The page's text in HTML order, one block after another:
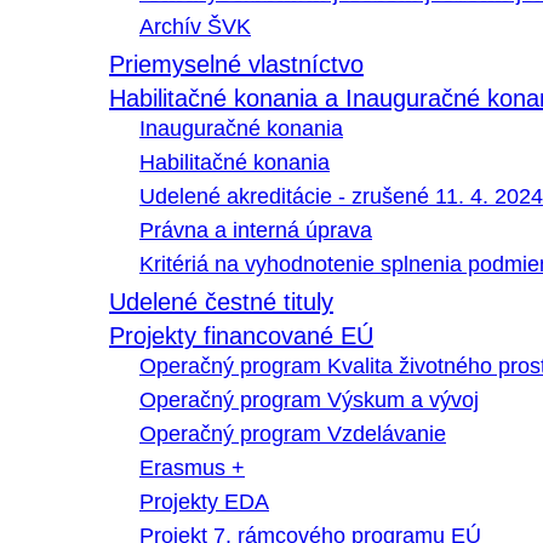
Archív ŠVK
Priemyselné vlastníctvo
Habilitačné konania a Inauguračné
Inauguračné konania
Habilitačné konania
Udelené akreditácie - zrušené 11. 4. 2024
Právna a interná úprava
Kritériá na vyhodnotenie splnenia
Udelené čestné tituly
Projekty financované EÚ
Operačný program Kvalita životného
Operačný program Výskum a vývoj
Operačný program Vzdelávanie
Erasmus +
Projekty EDA
Projekt 7. rámcového programu EÚ